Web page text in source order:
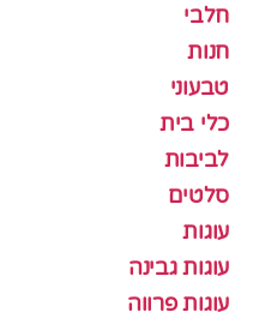
חלבי
חנות
טבעוני
כלי בית
לביבות
סלטים
עוגות
עוגות גבינה
עוגות פרווה